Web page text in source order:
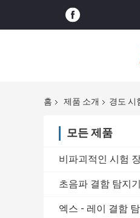
홈 제품 소개 경도 시
모든 제품
비파괴적인 시험 장
초음파 결함 탐지기
엑스 - 레이 결함 탐